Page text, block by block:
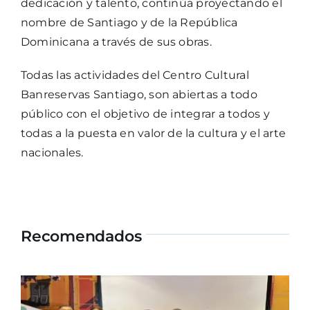
dedicación y talento, continúa proyectando el
nombre de Santiago y de la República
Dominicana a través de sus obras.
Todas las actividades del Centro Cultural
Banreservas Santiago, son abiertas a todo
público con el objetivo de integrar a todos y
todas a la puesta en valor de la cultura y el arte
nacionales.
Recomendados